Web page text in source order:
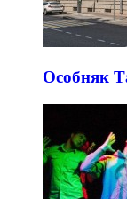
Особняк